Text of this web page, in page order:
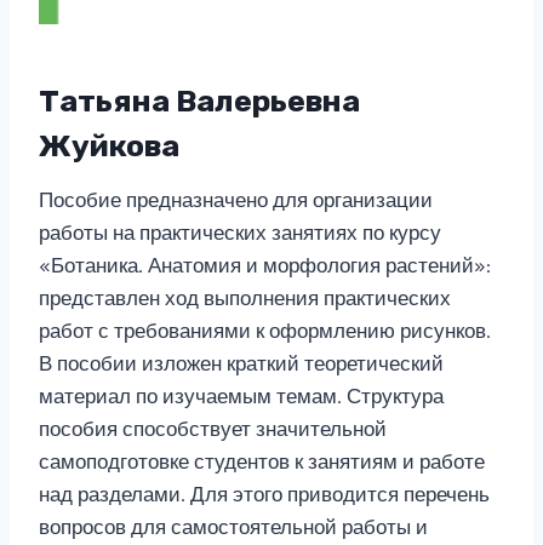
Татьяна Валерьевна
Жуйкова
Пособие предназначено для организации
работы на практических занятиях по курсу
«Ботаника. Анатомия и морфология растений»:
представлен ход выполнения практических
работ с требованиями к оформлению рисунков.
В пособии изложен краткий теоретический
материал по изучаемым темам. Структура
пособия способствует значительной
самоподготовке студентов к занятиям и работе
над разделами. Для этого приводится перечень
вопросов для самостоятельной работы и